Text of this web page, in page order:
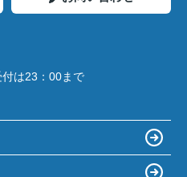
は23：00まで